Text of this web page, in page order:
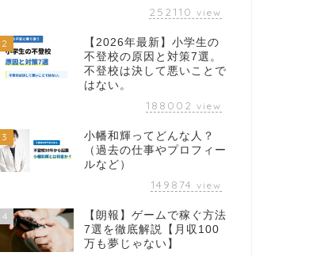
252110 view
2
【2026年最新】小学生の
不登校の原因と対策7選。
不登校は決して悪いことで
はない。
188002 view
3
小幡和輝ってどんな人？
（過去の仕事やプロフィー
ルなど）
149874 view
4
【朗報】ゲームで稼ぐ方法
7選を徹底解説【月収100
万も夢じゃない】